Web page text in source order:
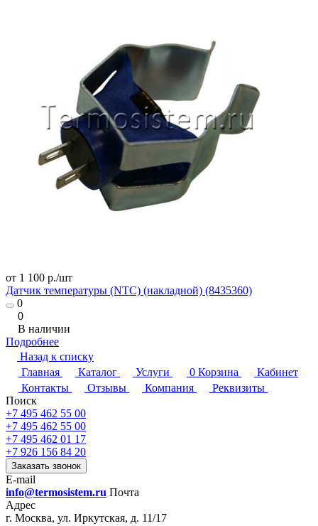
от 1 100 р./шт
Датчик температуры (NTC) (накладной) (8435360)
0
0
В наличии
Подробнее
Назад к списку
Главная
Каталог Услуги 0 Корзина
Кабинет
Контакты
Отзывы Компания
Реквизиты
Поиск
+7 495 462 55 00
+7 495 462 55 00
+7 495 462 01 17
+7 926 156 84 20
Заказать звонок
E-mail
info@termosistem.ru Почта
Адрес
г. Москва, ул. Иркутская, д. 11/17